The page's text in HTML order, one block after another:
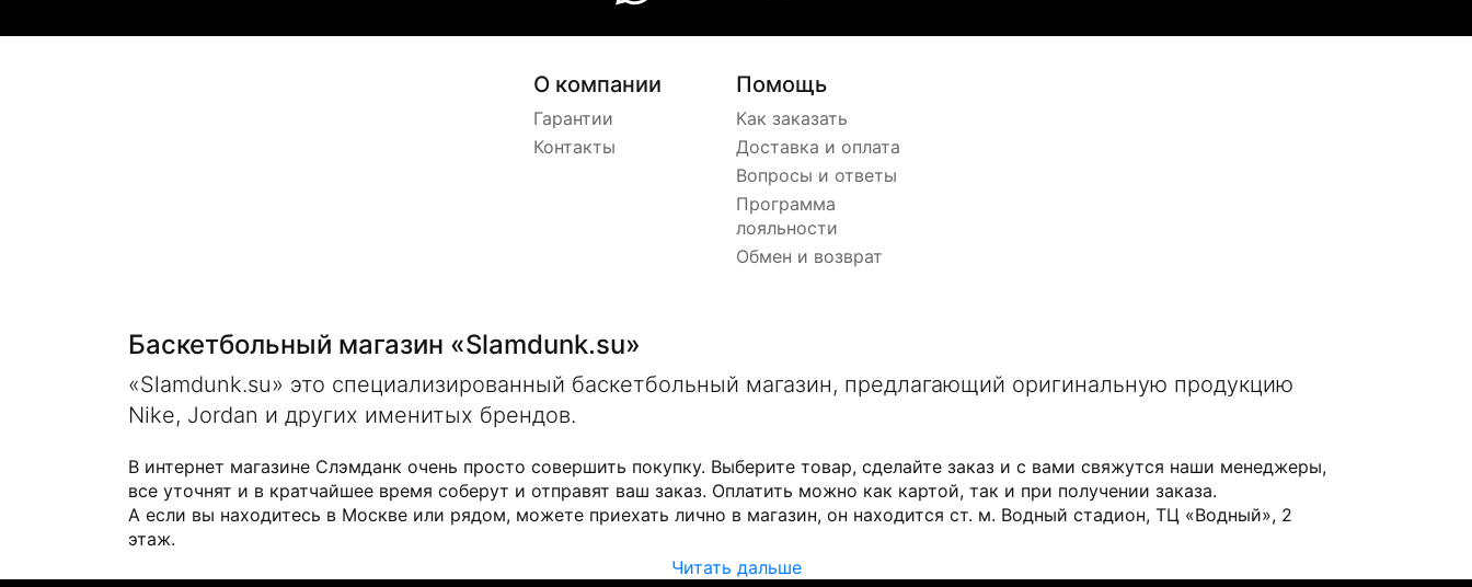
О компании
Гарантии
Контакты
Помощь
Как заказать
Доставка и оплата
Вопросы и ответы
Программа
лояльности
Обмен и возврат
Баскетбольный магазин «Slamdunk.su»
«Slamdunk.su» это специализированный баскетбольный магазин, предлагающий оригинальную продукцию
Nike, Jordan и других именитых брендов.
В интернет магазине Слэмданк очень просто совершить покупку. Выберите товар, сделайте заказ и с вами свяжутся наши менеджеры,
все уточнят и в кратчайшее время соберут и отправят ваш заказ. Оплатить можно как картой, так и при получении заказа.
А если вы находитесь в Москве или рядом, можете приехать лично в магазин, он находится ст. м. Водный стадион, ТЦ «Водный», 2
этаж.
Читать дальше